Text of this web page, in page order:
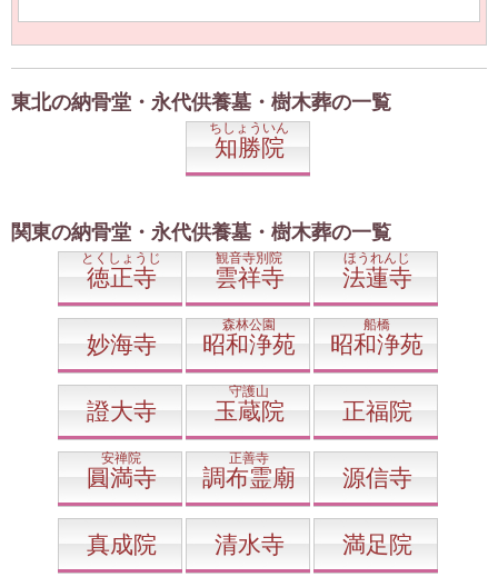
東北の納骨堂・永代供養墓・樹木葬の一覧
ちしょういん
知勝院
関東の納骨堂・永代供養墓・樹木葬の一覧
とくしょうじ
徳正寺
観音寺別院
雲祥寺
ほうれんじ
法蓮寺
妙海寺
森林公園
昭和浄苑
船橋
昭和浄苑
證大寺
守護山
玉蔵院 正福院
安禅院
圓満寺
正善寺
調布霊廟 源信寺
真成院 清水寺 満足院